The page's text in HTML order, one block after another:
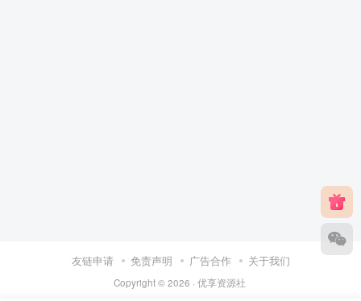
友链申请 免责声明 广告合作 关于我们
Copyright © 2026 · 优享资源社